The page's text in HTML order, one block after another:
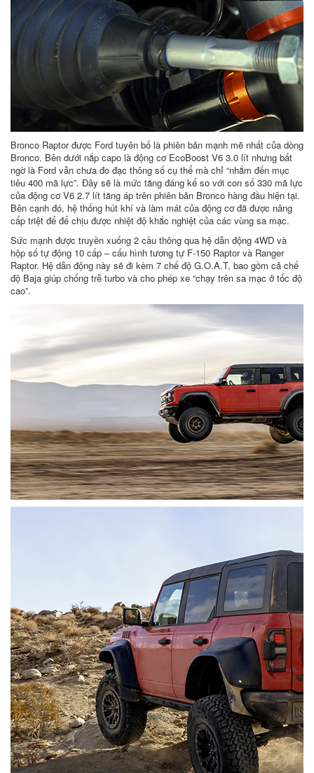
Bronco Raptor được Ford tuyên bố là phiên bản mạnh mẽ nhất của dòng
Bronco. Bên dưới nắp capo là động cơ EcoBoost V6 3.0 lít nhưng bất
ngờ là Ford vẫn chưa đo đạc thông số cụ thể mà chỉ “nhắm đến mục
tiêu 400 mã lực”. Đây sẽ là mức tăng đáng kể so với con số 330 mã lực
của động cơ V6 2.7 lít tăng áp trên phiên bản Bronco hàng đầu hiện tại.
Bên cạnh đó, hệ thống hút khí và làm mát của động cơ đã được nâng
cấp triệt để để chịu được nhiệt độ khắc nghiệt của các vùng sa mạc.
Sức mạnh được truyền xuống 2 cầu thông qua hệ dẫn động 4WD và
hộp số tự động 10 cấp – cấu hình tương tự F-150 Raptor và Ranger
Raptor. Hệ dẫn động này sẽ đi kèm 7 chế độ G.O.A.T, bao gồm cả chế
độ Baja giúp chống trễ turbo và cho phép xe “chạy trên sa mạc ở tốc độ
cao”.